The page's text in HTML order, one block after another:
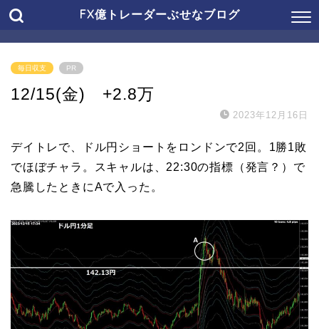
FX億トレーダーぶせなブログ
毎日収支 PR
12/15(金) +2.8万
2023年12月16日
デイトレで、ドル円ショートをロンドンで2回。1勝1敗
でほぼチャラ。スキャルは、22:30の指標（発言？）で
急騰したときにAで入った。